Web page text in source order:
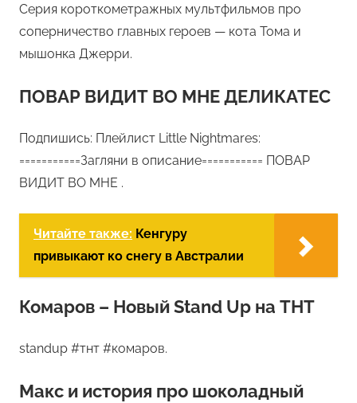
Серия короткометражных мультфильмов про
соперничество главных героев — кота Тома и
мышонка Джерри.
ПОВАР ВИДИТ ВО МНЕ ДЕЛИКАТЕС
Подпишись: Плейлист Little Nightmares:
===========Загляни в описание=========== ПОВАР
ВИДИТ ВО МНЕ .
Читайте также: Кенгуру
привыкают ко снегу в Австралии
Комаров – Новый Stand Up на ТНТ
standup #тнт #комаров.
Макс и история про шоколадный